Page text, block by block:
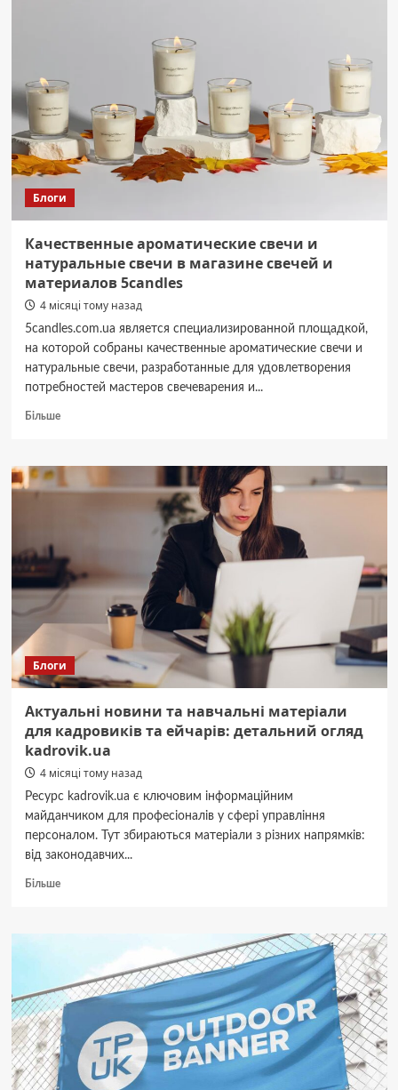
підхід
вивчення
англійської
мови
Блоги
Качественные ароматические свечи и
натуральные свечи в магазине свечей и
материалов 5candles
4 місяці тому назад
5candles.com.ua является специализированной площадкой,
на которой собраны качественные ароматические свечи и
натуральные свечи, разработанные для удовлетворения
потребностей мастеров свечеварения и...
БільшеДокладніше
ароматические
свечи
магазине
свечей
и
материалов
Блоги
Актуальні новини та навчальні матеріали
для кадровиків та ейчарів: детальний огляд
kadrovik.ua
4 місяці тому назад
Ресурс kadrovik.ua є ключовим інформаційним
майданчиком для професіоналів у сфері управління
персоналом. Тут збираються матеріали з різних напрямків:
від законодавчих...
БільшеДокладніше
навчальні
матеріали
для
кадровиків
та
ейчарів:
детальний
огляд